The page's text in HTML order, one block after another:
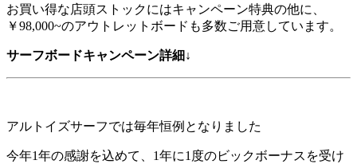
お買い得な店頭ストックにはキャンペーン特典の他に、
￥98,000~のアウトレットボードも多数ご用意しています。
サーフボードキャンペーン詳細↓
アルトイズサーフでは毎年恒例となりました
今年1年の感謝を込めて、1年に1度のビックボーナスを受け